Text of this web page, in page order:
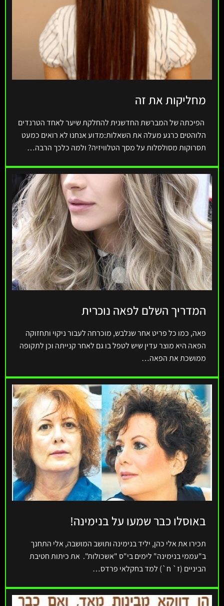
מחליקות את זה
הפיכתה של המברשת החדשנית להחלקת שיער לאחד הטרנדים
הלוהטים כרגע מעלה את השאלות:מדוע אנחנו לא רואים כמעט
תסרוקות מסולסלות על מסך הטלוויזיה? ולמה כלכך הרבה…
המדריך השלם לפאה נוכרית
פאה, כמו כל פריט אחר שנלבש, מוכרחה לעבור ניקוי ותחזוקה
הפאה היא מוצר עדין שיש לטפל בו גם לאחר קנייתה וכן לתקופה
ממושכת את הפאה…
באוסלו כבר שמעו על בנימינה!
תכירו את אלי כהן‮, ‬יליד בנימינה ותושב המושבה‮, ‬אלי התחנך
ב"עממי בנימינה‮" ‬לימים בי"ס‮ "‬אשכולות‮". ‬ את כיתות חטיבת
הביניים‮ (‬ז‮` ‬ח‮`) ‬למד בחקלאי פרדס…